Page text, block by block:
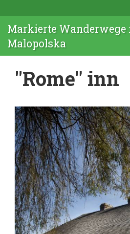
Markierte Wanderwege
Malopolska
"Rome" inn